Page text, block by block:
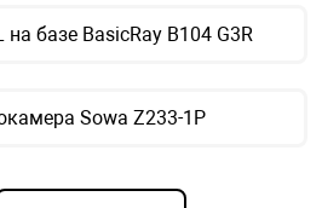
базе BasicRay B104 G3R
Sowa Z233-1P